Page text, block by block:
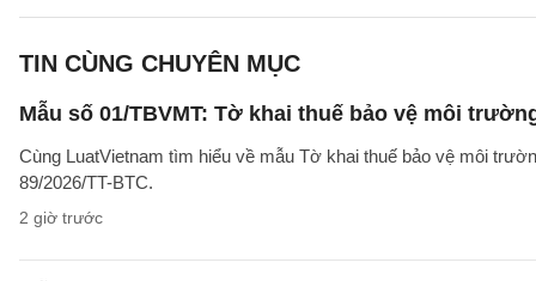
TIN CÙNG CHUYÊN MỤC
Mẫu số 01/TBVMT: Tờ khai thuế bảo vệ môi
Cùng LuatVietnam tìm hiểu về mẫu Tờ khai thuế bảo vệ môi
89/2026/TT-BTC.
2 giờ trước